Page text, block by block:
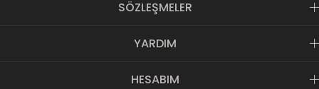
SÖZLEŞMELER
YARDIM
HESABIM